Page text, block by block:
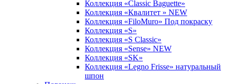
Коллекция «Classic Baguette»
Коллекция «Квалитет » NEW
Коллекция «FiloMuro» Под покраску
Коллекция «S»
Коллекция «S Classic»
Коллекция «Sense» NEW
Коллекция «SK»
Коллекция «Legno Frisse» натуральный
шпон